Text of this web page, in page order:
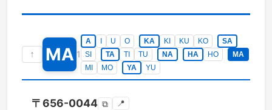
↑ MA 1
A U O KA KI KU KO
SA
SI
TA TI TU NA HA HO
MA
MI
MO YA YU
〒656-0044 ⧉ 📍